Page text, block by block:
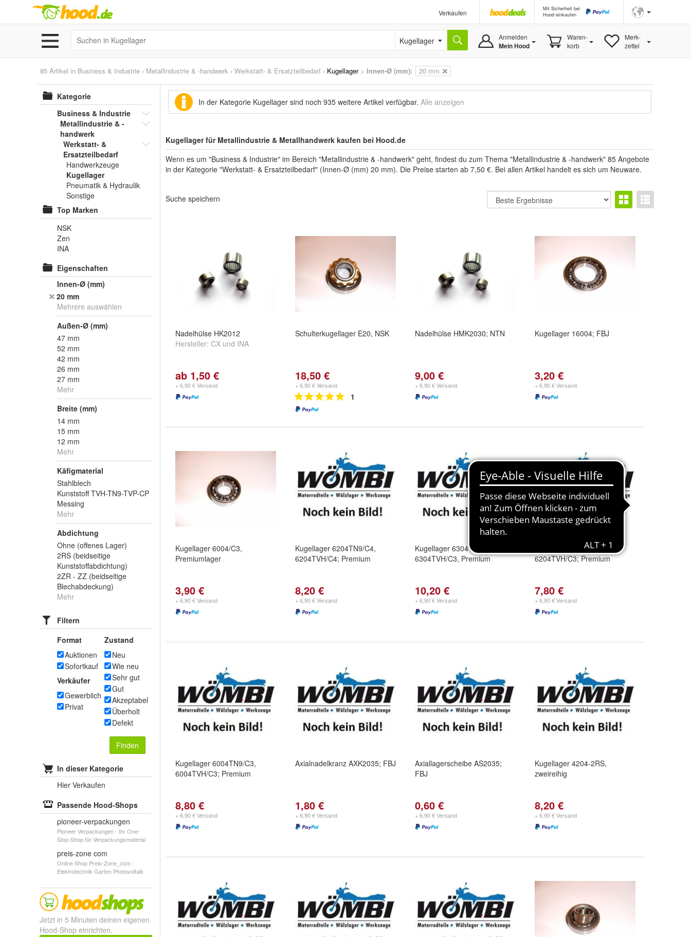
Verkaufen
Mit Sicherheit bei
Hood einkaufen
Kugellager Anmelden
Mein Hood
Waren-
korb
Merk-
zettel
85 Artikel in Business & Industrie › Metallindustrie & -handwerk › Werkstatt- & Ersatzteilbedarf › Kugellager> Innen-Ø (mm): 20 mm
Kategorie
Business & Industrie
Metallindustrie & -
handwerk
Werkstatt- &
Ersatzteilbedarf
Handwerkzeuge
Kugellager
Pneumatik & Hydraulik
Sonstige
Top Marken
NSK
Zen
INA
Eigenschaften
Innen-Ø (mm)
20 mm
Mehrere auswählen
Außen-Ø (mm)
47 mm
52 mm
42 mm
26 mm
27 mm
Mehr
Breite (mm)
14 mm
15 mm
12 mm
Mehr
Käfigmaterial
Stahlblech
Kunststoff TVH-TN9-TVP-CP
Messing
Mehr
Abdichtung
Ohne (offenes Lager)
2RS (beidseitige
Kunststoffabdichtung)
2ZR - ZZ (beidseitige
Blechabdeckung)
Mehr
Filtern
Format
Auktionen
Sofortkauf
Verkäufer
Gewerblich
Privat
Zustand
Neu
Wie neu
Sehr gut
Gut
Akzeptabel
Überholt
Defekt
Finden
In dieser Kategorie
Hier Verkaufen
Passende Hood-Shops
pioneer-verpackungen
Pioneer Verpackungen - Ihr One-
Stop-Shop für Verpackungsmaterial
preis-zone com
Online Shop Preis-Zone_com :
Elektrotechnik Garten Photovoltaik
Jetzt in 5 Minuten deinen eigenen
Hood-Shop einrichten.
In der Kategorie Kugellager sind noch 935 weitere Artikel verfügbar. Alle anzeigen
Kugellager für Metallindustrie & Metallhandwerk kaufen bei Hood.de
Wenn es um "Business & Industrie" im Bereich "Metallindustrie & -handwerk" geht, findest du zum Thema "Metallindustrie & -handwerk" 85 Angebote
in der Kategorie "Werkstatt- & Ersatzteilbedarf" (Innen-Ø (mm) 20 mm). Die Preise starten ab 7,50 €. Bei allen Artikel handelt es sich um Neuware.
Suche speichern
Nadelhülse HK2012
Hersteller: CX und INA
ab 1,50 €
+ 6,90 € Versand
Schulterkugellager E20, NSK
18,50 €
+ 6,90 € Versand
1
Nadelhülse HMK2030; NTN
9,00 €
+ 6,90 € Versand
Kugellager 16004; FBJ
3,20 €
+ 6,90 € Versand
Kugellager 6004/C3,
Premiumlager
3,90 €
+ 6,90 € Versand
Kugellager 6204TN9/C4,
6204TVH/C4; Premium
8,20 €
+ 6,90 € Versand
Kugellager 6304TN9/C3,
6304TVH/C3, Premium
10,20 €
+ 6,90 € Versand
Kugellager 6204TN9/C3,
6204TVH/C3; Premium
7,80 €
+ 6,90 € Versand
Kugellager 6004TN9/C3,
6004TVH/C3; Premium
8,80 €
+ 6,90 € Versand
Axialnadelkranz AXK2035; FBJ
1,80 €
+ 6,90 € Versand
Axiallagerscheibe AS2035;
FBJ
0,60 €
+ 6,90 € Versand
Kugellager 4204-2RS,
zweireihig
8,20 €
+ 6,90 € Versand